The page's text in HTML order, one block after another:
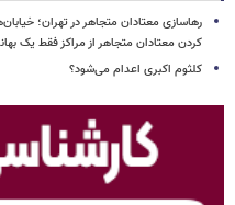
رهاسازی معتادان متجاهر در تهران؛
کردن معتادان متجاهر از مراکز فقط یک
کلثوم اکبری اعدام می‌شود؟